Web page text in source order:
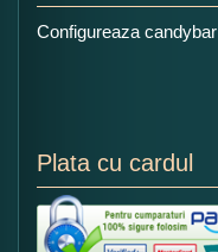
Configureaza candybar
Plata cu cardul